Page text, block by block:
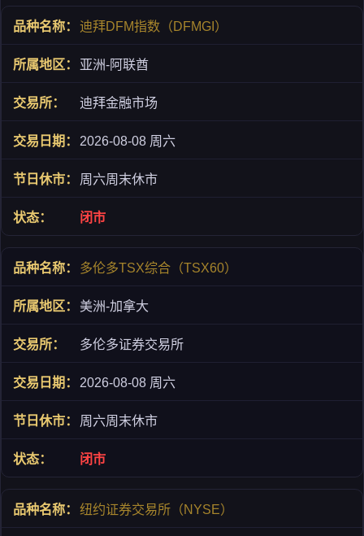
迪拜DFM指数（DFMGI）
亚洲-阿联酋
迪拜金融市场
2026-08-08 周六
周六周末休市
闭市
多伦多TSX综合（TSX60）
美洲-加拿大
多伦多证券交易所
2026-08-08 周六
周六周末休市
闭市
纽约证券交易所（NYSE）